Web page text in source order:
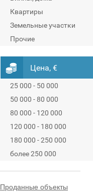
Квартиры
Земельные участки
Прочие
Цена, €
25 000 - 50 000
50 000 - 80 000
80 000 - 120 000
120 000 - 180 000
180 000 - 250 000
более 250 000
Проданные объекты